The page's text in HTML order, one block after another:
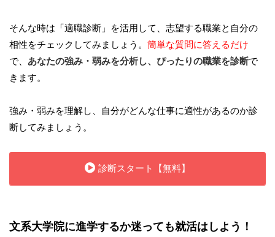
そんな時は「適職診断」を活用して、志望する職業と自分の
相性をチェックしてみましょう。 簡単な質問に答えるだけ
で、 あなたの強み・弱みを分析し、ぴったりの職業を診断で
きます。
強み・弱みを理解し、自分がどんな仕事に適性があるのか診
断してみましょう。
診断スタート【無料】
文系大学院に進学するか迷っても就活はしよう！